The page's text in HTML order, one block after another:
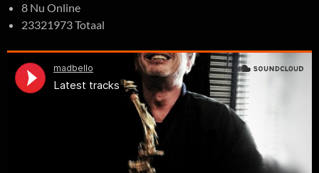
8 Nu Online
23321973 Totaal